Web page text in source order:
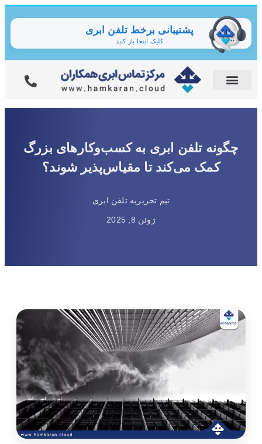
پشتیبانی برخط تلفن ابری
کلیک اینجا باز کنید
چگونه تلفن ابری به کسب‌وکارهای بزرگ
کمک می‌کند تا مقیاس‌پذیر شوند؟
تیم تحریریه تلفن ابری
ژوئن 8, 2025